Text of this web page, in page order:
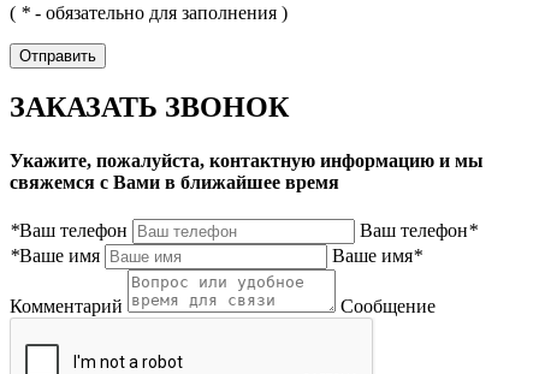
( * - обязательно для заполнения )
ЗАКАЗАТЬ ЗВОНОК
Укажите, пожалуйста, контактную информацию и мы
свяжемся с Вами в ближайшее время
*Ваш телефон Ваш телефон*
*Ваше имя Ваше имя*
Комментарий Сообщение